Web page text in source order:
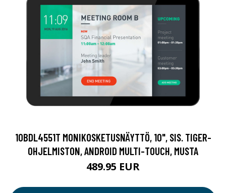
10BDL4551T MONIKOSKETUSNÄYTTÖ, 10", SIS. TIGER-
OHJELMISTON, ANDROID MULTI-TOUCH, MUSTA
489.95 EUR